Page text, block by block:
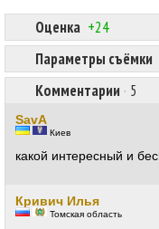
Оценка +24
Параметры съёмки
Комментарии · 5
SavA
Киев
какой интересный и
Кривич Илья
Томская область